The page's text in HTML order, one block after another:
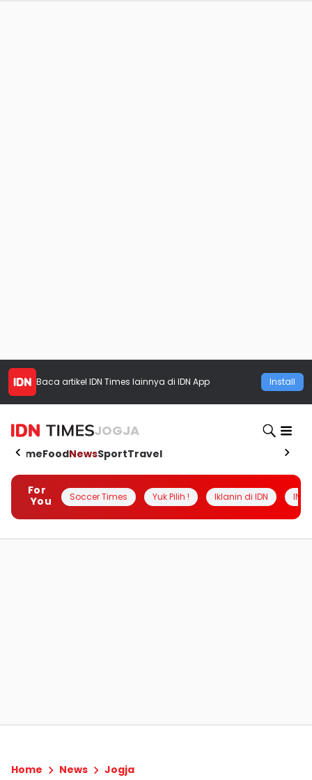
Baca artikel IDN Times lainnya di IDN App Install
JOGJA
HomeFoodNewsSportTravel
For
You
Soccer Times Yuk Pilih ! Iklanin di IDN
Home News Jogja